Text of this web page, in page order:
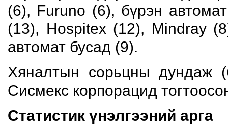
(6), Furuno (6), бүрэн
(13), Hospitex (12), Mindray
автомат бусад (9).
Хяналтын сорьцны дундаж
Сисмекс корпорацид
Статистик үнэлгээний арга